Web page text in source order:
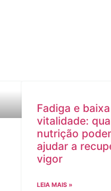
Fadiga e baixa
vitalidade:
nutrição
ajudar a
vigor
LEIA MAIS »